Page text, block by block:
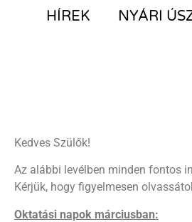
HÍREK NYÁRI
Kedves Szülők!
Az alábbi levélben minden fontos
Kérjük, hogy figyelmesen
Oktatási napok márciusban: